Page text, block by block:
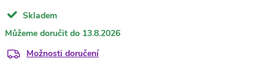
Skladem
13.8.2026
Možnosti doručení